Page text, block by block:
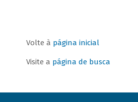
Volte à página inicial
Visite a página de busca